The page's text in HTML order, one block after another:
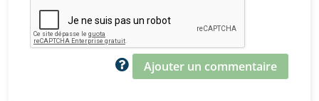
Ajouter un commentaire